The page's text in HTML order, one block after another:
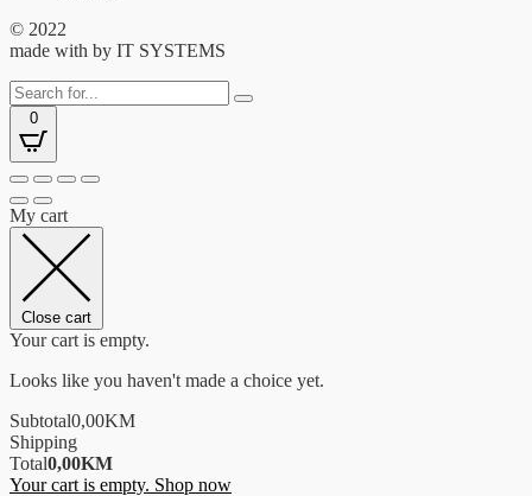
© 2022
made with by IT SYSTEMS
0
My cart
Close cart
Your cart is empty.
Looks like you haven't made a choice yet.
Subtotal0,00KM
Shipping
Total0,00KM
Your cart is empty. Shop now